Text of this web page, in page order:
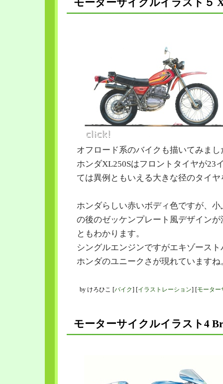
モーターサイクルイラスト５
オフロード系のバイクも描いてみまし
ホンダXL250Sはフロントタイヤが23
ては異例ともいえる大きな径のタイ
ホンダらしい赤いボディ色ですが、
の後のゼッケンプレート風デザイン
ともわかります。
シングルエンジンですがエキゾース
ホンダのユニークさが現れていますね
by けろひこ [バイク] [イラストレーション] [モーター
モーターサイクルイラスト4